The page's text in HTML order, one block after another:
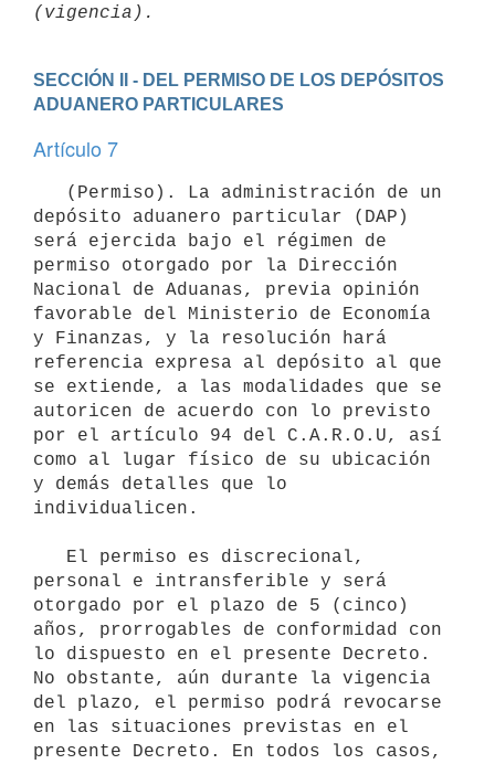
SECCIÓN II - DEL PERMISO DE LOS DEPÓSITOS
ADUANERO PARTICULARES
Artículo 7
depósito aduanero particular (DAP)
será ejercida bajo el régimen de
permiso otorgado por la Dirección
Nacional de Aduanas, previa opinión
favorable del Ministerio de Economía
y Finanzas, y la resolución hará
referencia expresa al depósito al que
se extiende, a las modalidades que se
autoricen de acuerdo con lo previsto
por el artículo 94 del C.A.R.O.U, así
como al lugar físico de su ubicación
y demás detalles que lo
individualicen.
personal e intransferible y será
otorgado por el plazo de 5 (cinco)
años, prorrogables de conformidad con
lo dispuesto en el presente Decreto.
No obstante, aún durante la vigencia
del plazo, el permiso podrá revocarse
en las situaciones previstas en el
presente Decreto. En todos los casos,